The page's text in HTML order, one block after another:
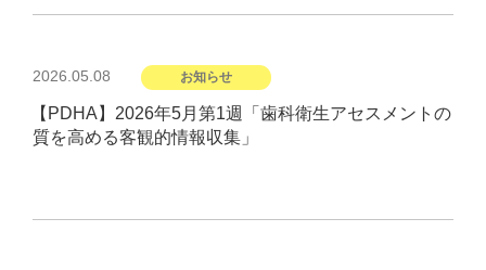
投
日:
2026.05.08 お知らせ
【PDHA】2026年5月第1週「歯科衛生アセスメントの
質を高める客観的情報収集」